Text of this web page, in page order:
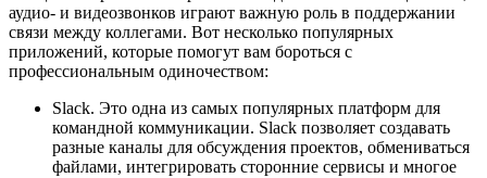
аудио- и видеозвонков играют важную роль в поддержании
связи между коллегами. Вот несколько популярных
приложений, которые помогут вам бороться с
профессиональным одиночеством:
Slack. Это одна из самых популярных платформ для
командной коммуникации. Slack позволяет создавать
разные каналы для обсуждения проектов, обмениваться
файлами, интегрировать сторонние сервисы и многое